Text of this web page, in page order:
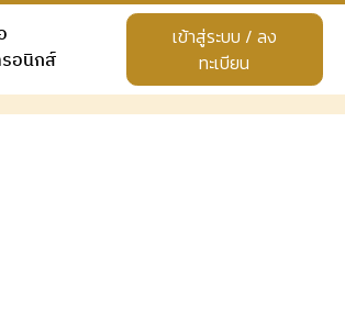
อนิกส์
เข้าสู่ระบบ / ลง
ทะเบียน